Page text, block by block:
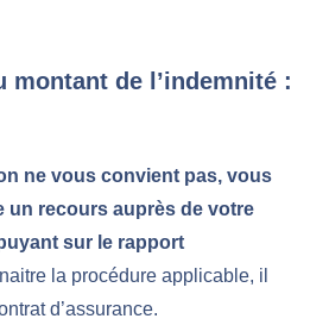
montant de l’indemnité :
ne vous convient pas, vous
un recours auprès de votre
sur le rapport
la procédure applicable, il
d’assurance.